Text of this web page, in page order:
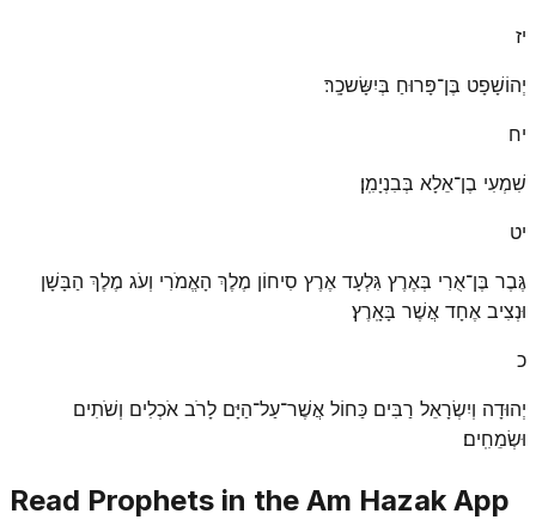
יז
יְהוֹשָׁפָט בֶּן־פָּרוּחַ בְּיִשָּׂשכָֽר׃
יח
שִׁמְעִי בֶן־אֵלָא בְּבִנְיָמִֽן׃
יט
גֶּבֶר בֶּן־אֻרִי בְּאֶרֶץ גִּלְעָד אֶרֶץ סִיחוֹן מֶלֶךְ הָאֱמֹרִי וְעֹג מֶלֶךְ הַבָּשָׁן
וּנְצִיב אֶחָד אֲשֶׁר בָּאָֽרֶץ׃
כ
יְהוּדָה וְיִשְׂרָאֵל רַבִּים כַּחוֹל אֲשֶׁר־עַל־הַיָּם לָרֹב אֹכְלִים וְשֹׁתִים
וּשְׂמֵחִֽים׃
Read Prophets in the Am Hazak App